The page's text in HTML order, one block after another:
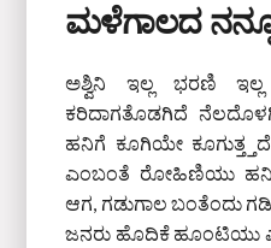
ಮಳೆಗಾಲದ
ಅಶ್ವಿನಿ ಇಲ್ಲ ಭರಣಿ
ಕರಿದಾಗತೊಡಗಿದೆ
ಹನಿಗೆ ಕೂಗಿಯೇ
ಎಂಬಂತೆ ರೋಹಿಣಿಯು
ಆಗ, ಗಡುಗಾಲ ಬಂತೆಂದು
ಜನರು ಹೊದಿಕೆ ಹೂಂಟಿಯು